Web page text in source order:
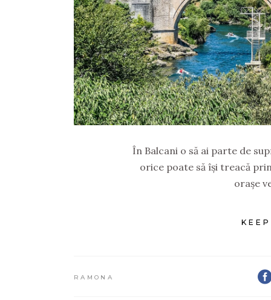
În Balcani o să ai parte de
orice poate să își treacă
orașe
RAMONA